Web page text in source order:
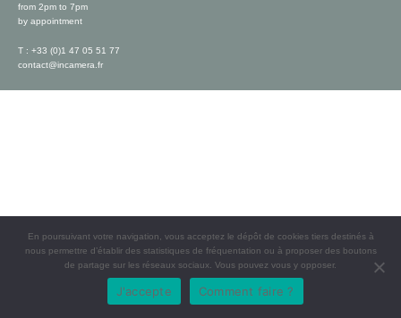
from 2pm to 7pm
by appointment
T : +33 (0)1 47 05 51 77
contact@incamera.fr
En poursuivant votre navigation, vous acceptez le dépôt de cookies tiers destinés à
nous permettre d’établir des statistiques de fréquentation ou à proposer des boutons
de partage sur les réseaux sociaux. Vous pouvez vous y opposer.
J'accepte Comment faire ?